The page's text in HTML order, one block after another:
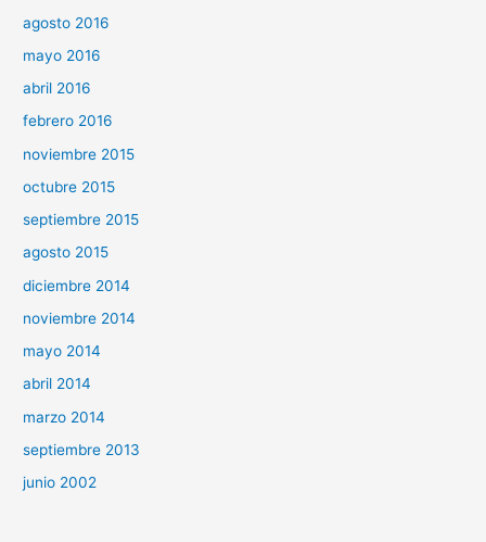
agosto 2016
mayo 2016
abril 2016
febrero 2016
noviembre 2015
octubre 2015
septiembre 2015
agosto 2015
diciembre 2014
noviembre 2014
mayo 2014
abril 2014
marzo 2014
septiembre 2013
junio 2002